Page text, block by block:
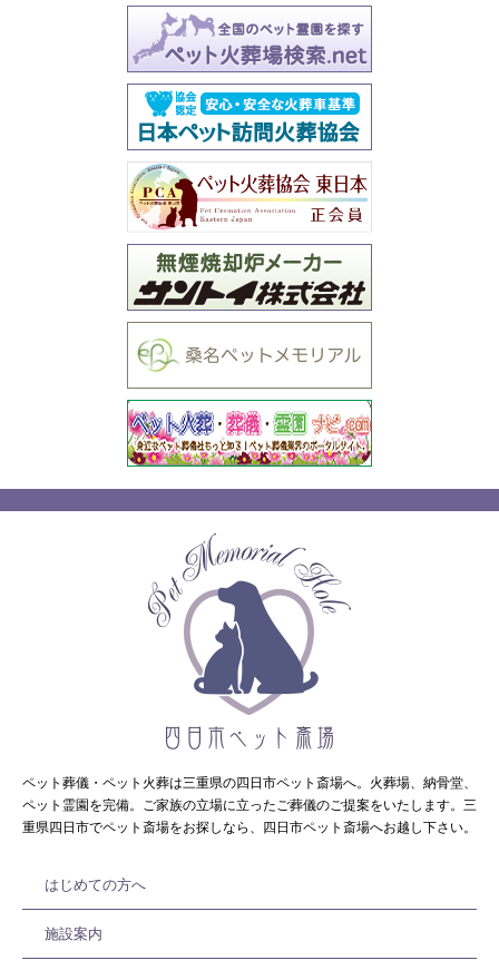
ペット葬儀・ペット火葬は三重県の四日市ペット斎場へ。火葬場、納骨堂、
ペット霊園を完備。ご家族の立場に立ったご葬儀のご提案をいたします。三
重県四日市でペット斎場をお探しなら、四日市ペット斎場へお越し下さい。
はじめての方へ
施設案内